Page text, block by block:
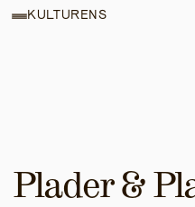
Plader &
KULTURENS